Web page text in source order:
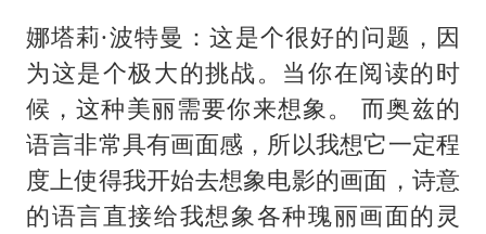
娜塔莉·波特曼：这是个很好的问题，因
为这是个极大的挑战。当你在阅读的时
候，这种美丽需要你来想象。 而奥兹的
语言非常具有画面感，所以我想它一定程
度上使得我开始去想象电影的画面，诗意
的语言直接给我想象各种瑰丽画面的灵